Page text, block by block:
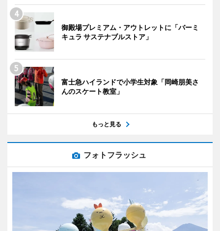
御殿場プレミアム・アウトレットに「バーミ
キュラ サステナブルストア」
富士急ハイランドで小学生対象「岡崎朋美さ
んのスケート教室」
もっと見る
フォトフラッシュ